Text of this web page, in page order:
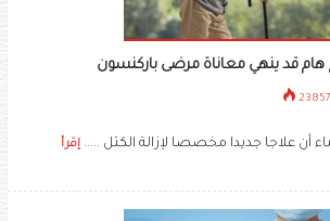
هام قد ينهي معاناة مرضى باركنسون
23857
أن علاجا جديدا مخصصا لإزالة الكتل ..... إقرأ